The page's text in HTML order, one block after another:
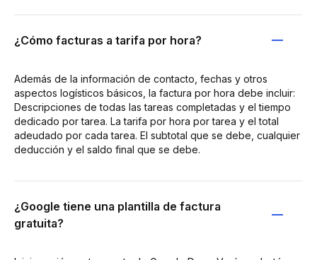
¿Cómo facturas a tarifa por hora?
Además de la información de contacto, fechas y otros
aspectos logísticos básicos, la factura por hora debe incluir:
Descripciones de todas las tareas completadas y el tiempo
dedicado por tarea. La tarifa por hora por tarea y el total
adeudado por cada tarea. El subtotal que se debe, cualquier
deducción y el saldo final que se debe.
¿Google tiene una plantilla de factura
gratuita?